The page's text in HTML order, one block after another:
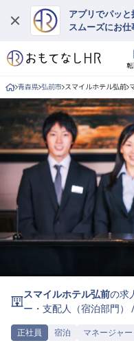
アプリでパッと
スムーズにお仕
ログイン
求人・施設を探す
キープした求人
就職・転職 合同説明会
おもてなしHRについ
ご利用の流れ
よくある質問
ホテル・宿泊業界情
無料 転職サ
青森県 弘前市 スマイルホテル弘前
スマイルホテル弘前の求
ー・支配人（宿泊部門）
正社員 宿泊 マネージャー